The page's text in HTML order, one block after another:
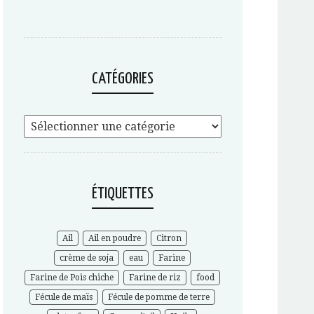
CATÉGORIES
ÉTIQUETTES
Ail Ail en poudre
Citron
crème de soja
eau
Farine
Farine de Pois chiche
Farine de riz
food
Fécule de maïs
Fécule de pomme de terre